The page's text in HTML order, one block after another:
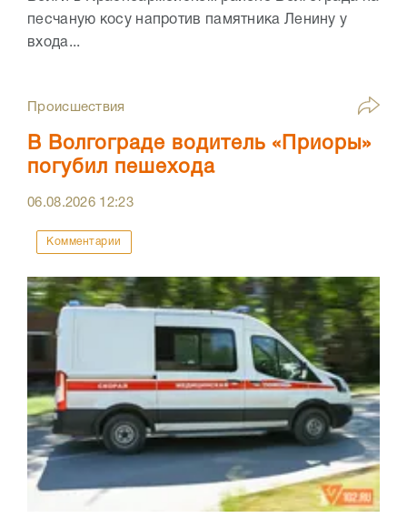
песчаную косу напротив памятника Ленину у
входа...
Происшествия
В Волгограде водитель «Приоры»
погубил пешехода
06.08.2026 12:23
Комментарии